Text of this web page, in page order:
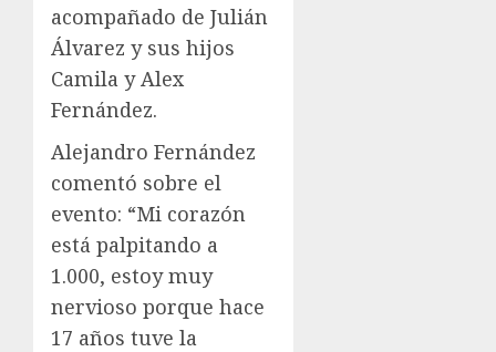
acompañado de Julián
Álvarez y sus hijos
Camila y Alex
Fernández.
Alejandro Fernández
comentó sobre el
evento: “Mi corazón
está palpitando a
1.000, estoy muy
nervioso porque hace
17 años tuve la